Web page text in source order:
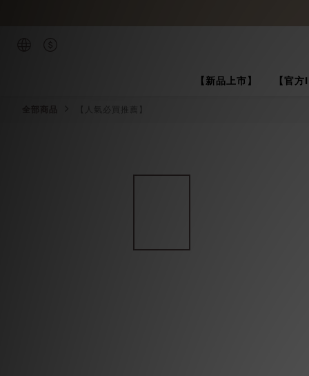
【新品上市】 【官
全部商品 【人氣必買推薦】